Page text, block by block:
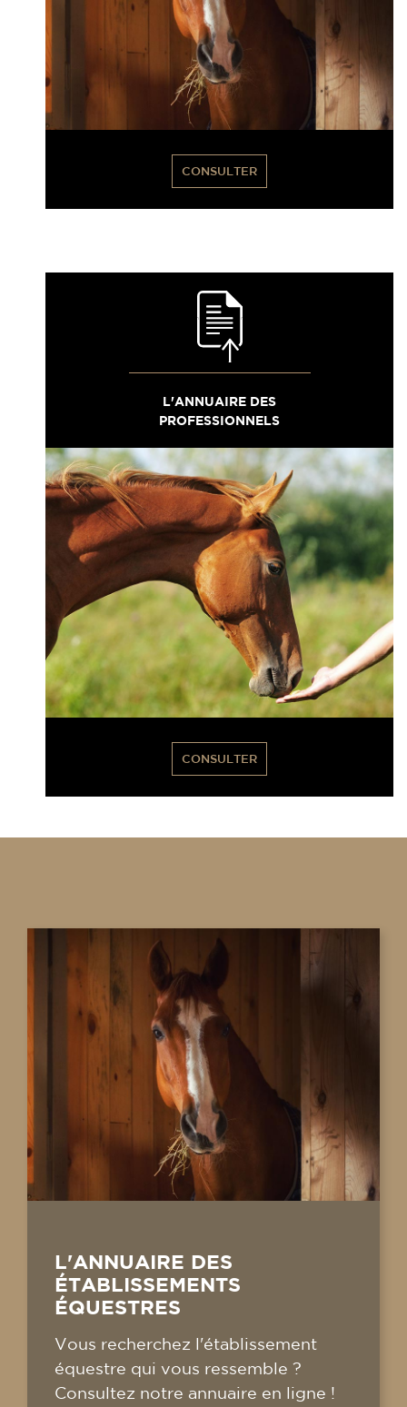
CONSULTER
L'ANNUAIRE DES
PROFESSIONNELS
CONSULTER
L'ANNUAIRE DES
ÉTABLISSEMENTS
ÉQUESTRES
Vous recherchez l'établissement
équestre qui vous ressemble ?
Consultez notre annuaire en ligne !